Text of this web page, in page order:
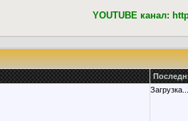
YOUTUBE канал:
Загрузка...